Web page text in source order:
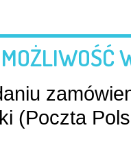
(Poczta